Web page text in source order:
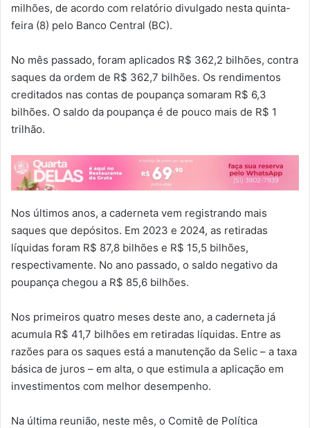
milhões, de acordo com relatório divulgado nesta quinta-
feira (8) pelo Banco Central (BC).
No mês passado, foram aplicados R$ 362,2 bilhões, contra
saques da ordem de R$ 362,7 bilhões. Os rendimentos
creditados nas contas de poupança somaram R$ 6,3
bilhões. O saldo da poupança é de pouco mais de R$ 1
trilhão.
Nos últimos anos, a caderneta vem registrando mais
saques que depósitos. Em 2023 e 2024, as retiradas
líquidas foram R$ 87,8 bilhões e R$ 15,5 bilhões,
respectivamente. No ano passado, o saldo negativo da
poupança chegou a R$ 85,6 bilhões.
Nos primeiros quatro meses deste ano, a caderneta já
acumula R$ 41,7 bilhões em retiradas líquidas. Entre as
razões para os saques está a manutenção da Selic – a taxa
básica de juros – em alta, o que estimula a aplicação em
investimentos com melhor desempenho.
Na última reunião, neste mês, o Comitê de Política